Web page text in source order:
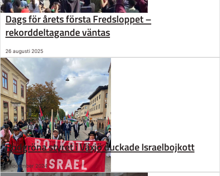
Dags för årets första Fredsloppet –
rekorddeltagande väntas
26 augusti 2025
Rödgröna styret i Växjö duckade Israelbojkott
8 november 2024